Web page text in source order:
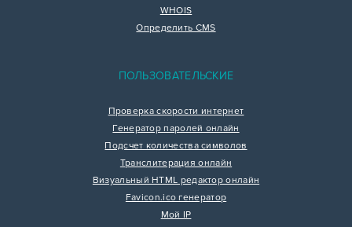
WHOIS
Определить CMS
ПОЛЬЗОВАТЕЛЬСКИЕ
Проверка скорости интернет
Генератор паролей онлайн
Подсчет количества символов
Транслитерация онлайн
Визуальный HTML редактор онлайн
Favicon.ico генератор
Мой IP